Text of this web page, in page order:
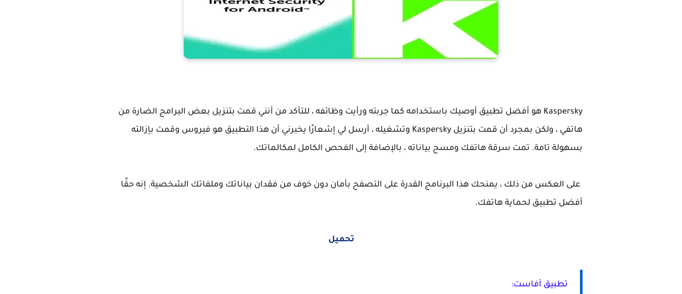
Kaspersky هو أفضل تطبيق أوصيك باستخدامه كما جربته ورأيت وظائفه ، للتأكد من أنني قمت بتنزيل بعض البرامج الضارة من
هاتفي ، ولكن بمجرد أن قمت بتنزيل Kaspersky وتشغيله ، أرسل لي إشعارًا يخبرني أن هذا التطبيق هو فيروس وقمت بإزالته
بسهولة تامة. تمت سرقة هاتفك ومسح بياناته ، بالإضافة إلى الفحص الكامل لمكالماتك.
على العكس من ذلك ، يمنحك هذا البرنامج القدرة على التصفح بأمان دون خوف من فقدان بياناتك وملفاتك الشخصية. إنه حقًا
أفضل تطبيق لحماية هاتفك.
تحميل
تطبيق آفاست: